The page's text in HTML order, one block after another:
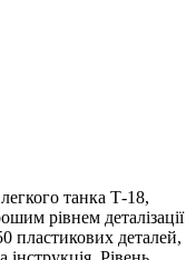
танка Т-18,
рівнем деталізації
пластикових деталей,